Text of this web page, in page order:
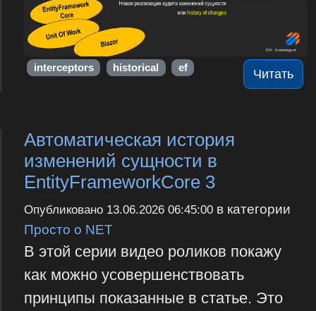
Читать
interceptors historical ef
Автоматическая история
изменений сущности в
EntityFrameworkCore 3
Опубликовано 13.06.2026 06:45:00в категории
Просто о NET
В этой серии видео роликов покажу
как можно усовершенствовать
принципы показанные в статье. Это